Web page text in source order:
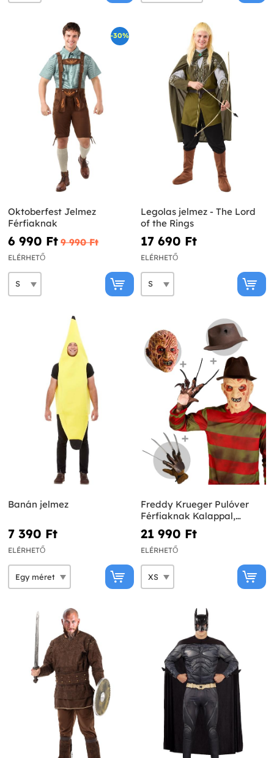
-30%
Oktoberfest Jelmez
Férfiaknak
6 990 Ft‎ 9 990 Ft‎
ELÉRHETŐ
Legolas jelmez - The Lord
of the Rings
17 690 Ft‎
ELÉRHETŐ
Banán jelmez
7 390 Ft‎
ELÉRHETŐ
Freddy Krueger Pulóver
Férfiaknak Kalappal,
Kesztyűvel és Maszkkal -
Rémálom az Elm utcában
21 990 Ft‎
ELÉRHETŐ